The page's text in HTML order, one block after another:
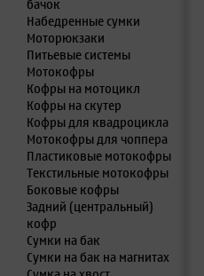
бачок
Набедренные сумки
Моторюкзаки
Питьевые системы
Мотокофры
Кофры на мотоцикл
Кофры на скутер
Кофры для квадроцикла
Мотокофры для чоппера
Пластиковые мотокофры
Текстильные мотокофры
Боковые кофры
Задний (центральный)
кофр
Сумки на бак
Сумки на бак на магнитах